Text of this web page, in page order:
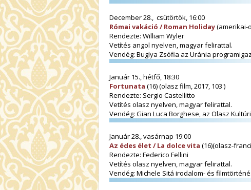
December 28., csütörtök, 16:00
Római vakáció / Roman Holiday(amerikai-
Rendezte: William Wyler
Vetítés angol nyelven, magyar felirattal.
Vendég: Buglya Zsófia az Uránia
Január 15., hétfő, 18:30
Fortunata (16) (olasz film, 2017, 103')
Rendezte: Sergio Castellitto
Vetítés olasz nyelven, magyar felirattal.
Vendég: Gian Luca Borghese, az Olasz
Január 28., vasárnap 19:00
Az édes élet / La dolce vita (16)(olasz-
Rendezte: Federico Fellini
Vetítés olasz nyelven, magyar felirattal.
Vendég: Michele Sitá irodalom- és